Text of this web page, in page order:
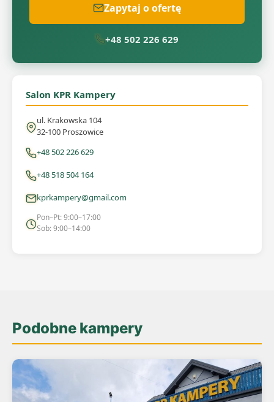
Zapytaj o ofertę
+48 502 226 629
Salon KPR Kampery
ul. Krakowska 104
32-100 Proszowice
+48 502 226 629
+48 518 504 164
kprkampery@gmail.com
Pon–Pt: 9:00–17:00
Sob: 9:00–14:00
Podobne kampery